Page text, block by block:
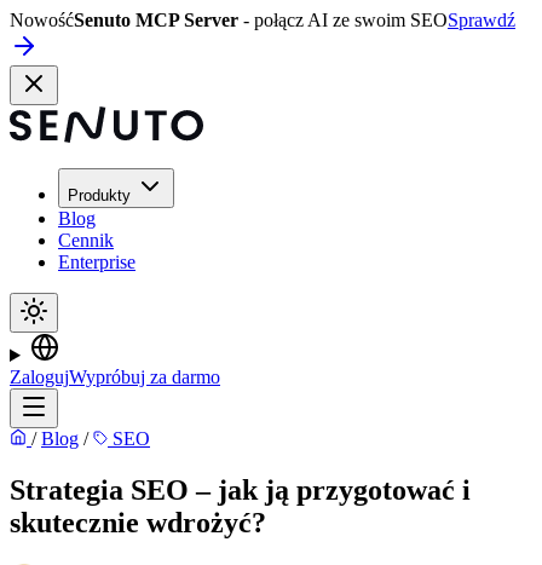
NowośćSenuto MCP Server - połącz AI ze swoim SEOSprawdź
Produkty
Blog
Cennik
Enterprise
ZalogujWypróbuj za darmo
/ Blog / SEO
Strategia SEO – jak ją przygotować i
skutecznie wdrożyć?